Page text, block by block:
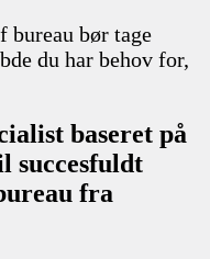
bureau bør tage
du har behov for,
baseret på
succesfuldt
fra